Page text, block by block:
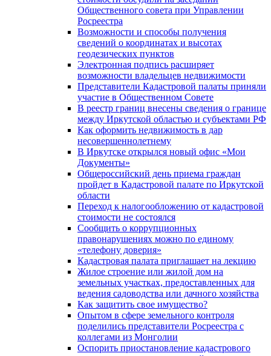
Общественного совета при Управлении
Росреестра
Возможности и способы получения
сведений о координатах и высотах
геодезических пунктов
Электронная подпись расширяет
возможности владельцев недвижимости
Представители Кадастровой палаты приняли
участие в Общественном Совете
В реестр границ внесены сведения о границе
между Иркутской областью и субъектами РФ
Как оформить недвижимость в дар
несовершеннолетнему
В Иркутске открылся новый офис «Мои
Документы»
Общероссийский день приема граждан
пройдет в Кадастровой палате по Иркутской
области
Переход к налогообложению от кадастровой
стоимости не состоялся
Сообщить о коррупционных
правонарушениях можно по единому
«телефону доверия»
Кадастровая палата приглашает на лекцию
Жилое строение или жилой дом на
земельных участках, предоставленных для
ведения садоводства или дачного хозяйства
Как защитить свое имущество?
Опытом в сфере земельного контроля
поделились представители Росреестра с
коллегами из Монголии
Оспорить приостановление кадастрового